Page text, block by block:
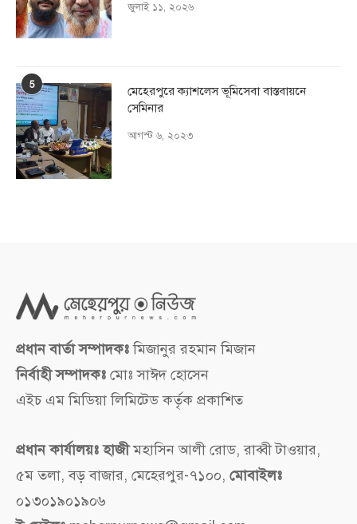
জুলাই ১১, ২০২৬
5
মেহেরপুরে ক্যাশলেস ভূমিসেবা বাস্তবায়নে
সেমিনার
আগস্ট ৬, ২০২৩
প্রধান বার্তা সম্পাদকঃমিজানুর রহমান মিজান
নির্বাহী সম্পাদকঃ মোঃ সাঈদ হোসেন
এইচ এম মিডিয়া লিমিটেড কর্তৃক প্রকাশিত
প্রধান কার্যালয়ঃ হাজীমহাসিন আলী রোড, রাব্বী টাওয়ার,
৫ম তলা, বড় বাজার, মেহেরপুর-৭১০০, মোবাইলঃ
০১৩০১৯০১৯০৬